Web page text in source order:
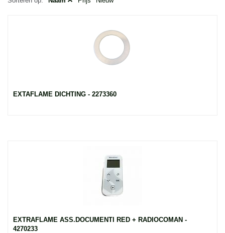
EXTAFLAME DICHTING - 2273360
EXTRAFLAME ASS.DOCUMENTI RED + RADIOCOMAN -
4270233